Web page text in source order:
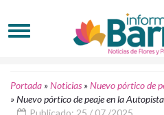
Portada »Noticias »Nuevo pórtico de
»Nuevo pórtico de peaje en la